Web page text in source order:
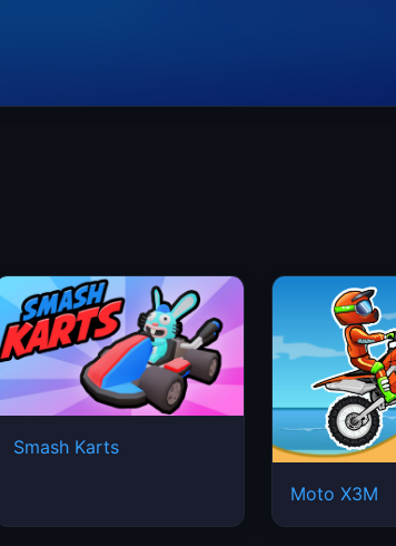
Smash Karts
Moto X3M